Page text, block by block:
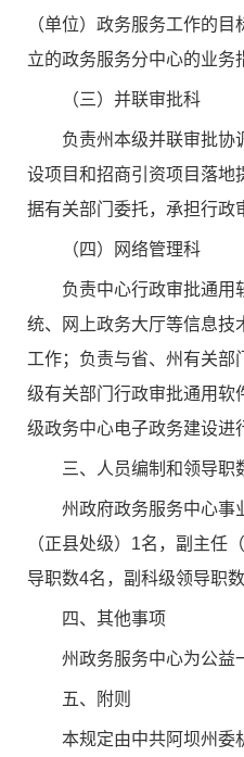
（单位）政务服务工作的
立的政务服务分中心的业务
（三）并联审批科
负责州本级并联审批协
设项目和招商引资项目落地
据有关部门委托，承担行政
（四）网络管理科
负责中心行政审批通用
统、网上政务大厅等信息技
工作；负责与省、州有关部
级有关部门行政审批通用软
级政务中心电子政务建设进
三、人员编制和领导职
州政府政务服务中心事
（正县处级）1名，副主任
导职数4名，副科级领导职数
四、其他事项
州政务服务中心为公益一
五、附则
本规定由中共阿坝州委